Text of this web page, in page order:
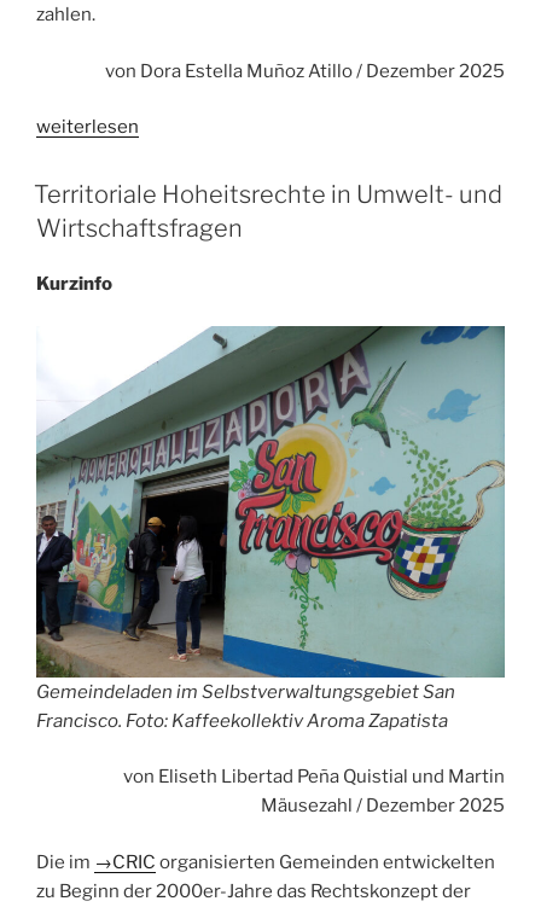
zahlen.
von Dora Estella Muñoz Atillo / Dezember 2025
„Mutter
befreien“
weiterlesen
Territoriale Hoheitsrechte in Umwelt- und
Wirtschaftsfragen
Kurzinfo
Gemeindeladen im Selbstverwaltungsgebiet San
Francisco. Foto: Kaffeekollektiv Aroma Zapatista
von Eliseth Libertad Peña Quistial und Martin
Mäusezahl / Dezember 2025
Die im →CRIC organisierten Gemeinden entwickelten
zu Beginn der 2000er-Jahre das Rechtskonzept der